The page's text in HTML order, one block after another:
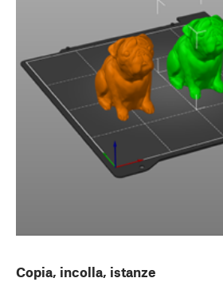
Copia, incolla, istanze